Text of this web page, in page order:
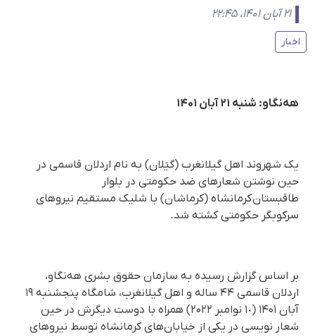
۲۱ آبان ۱۴۰۱، ۲۲:۴۵
اخبار
هه‌نگاو: شنبه ۲۱ آبان ۱۴۰۱
یک شهروند اهل گیلانغرب (گیَلان) به نام اردلان قاسمی در
حین نوشتن‌ شعارهای ضد حکومتی در بلوار
طاقبستان کرمانشاه (کرماشان) با شلیک مستقیم نیروهای
سرکوبگر حکومتی کشته شد.
بر اساس گزارش رسیده به سازمان حقوق بشری هه‌نگاو،
اردلان قاسمی ۴۴ ساله و اهل گیلانغرب، شامگاه پنجشنبه ١٩
آبان ۱۴۰۱ (١٠ نوامبر ۲۰۲۲) همراه با دوست دیگرش در حین
شعار نویسی در یکی از خیابان‌های کرمانشاه توسط نیروهای